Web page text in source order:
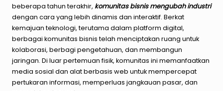
beberapa tahun terakhir, komunitas bisnis mengubah industri
dengan cara yang lebih dinamis dan interaktif. Berkat
kemajuan teknologi, terutama dalam platform digital,
berbagai komunitas bisnis telah menciptakan ruang untuk
kolaborasi, berbagi pengetahuan, dan membangun
jaringan. Di luar pertemuan fisik, komunitas ini memanfaatkan
media sosial dan alat berbasis web untuk mempercepat
pertukaran informasi, memperluas jangkauan pasar, dan